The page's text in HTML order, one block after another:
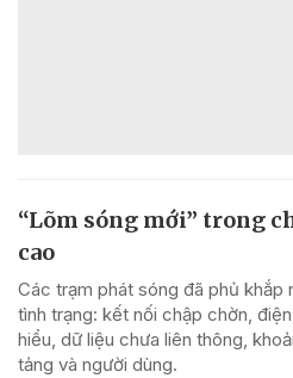
“Lõm sóng mới” trong
cao
Các trạm phát sóng đã phủ khắp
tình trạng: kết nối chập chờn,
hiểu, dữ liệu chưa liên thông,
tảng và người dùng.